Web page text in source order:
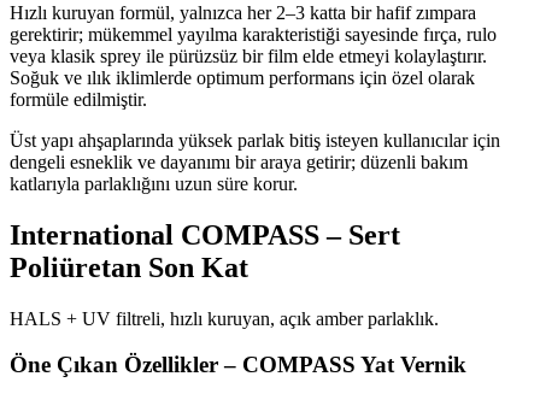
Hızlı kuruyan formül, yalnızca her 2–3 katta bir hafif zımpara
gerektirir; mükemmel yayılma karakteristiği sayesinde fırça, rulo
veya klasik sprey ile pürüzsüz bir film elde etmeyi kolaylaştırır.
Soğuk ve ılık iklimlerde optimum performans için özel olarak
formüle edilmiştir.
Üst yapı ahşaplarında yüksek parlak bitiş isteyen kullanıcılar için
dengeli esneklik ve dayanımı bir araya getirir; düzenli bakım
katlarıyla parlaklığını uzun süre korur.
International COMPASS – Sert
Poliüretan Son Kat
HALS + UV filtreli, hızlı kuruyan, açık amber parlaklık.
Öne Çıkan Özellikler – COMPASS Yat Vernik